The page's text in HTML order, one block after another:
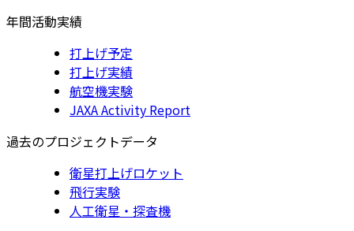
年間活動実績
打上げ予定
打上げ実績
航空機実験
JAXA Activity Report
過去のプロジェクトデータ
衛星打上げロケット
飛行実験
人工衛星・探査機